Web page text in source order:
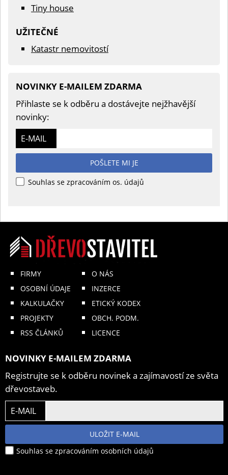
Tiny house
UŽITEČNÉ
Katastr nemovitostí
NOVINKY E-MAILEM ZDARMA
Přihlaste se k odběru a dostávejte nejžhavější
novinky:
E-MAIL
POŠLETE MI JE
Souhlas se zpracováním os. údajů
FIRMY
OSOBNÍ ÚDAJE
KALKULAČKY
PROJEKTY
RSS ČLÁNKŮ
O NÁS
INZERCE
ETICKÝ KODEX
OBCH. PODM.
LICENCE
NOVINKY E-MAILEM ZDARMA
Registrujte se k odběru novinek a zajímavostí ze světa
dřevostaveb.
E-MAIL
ULOŽIT E-MAIL
Souhlas se zpracováním osobních údajů